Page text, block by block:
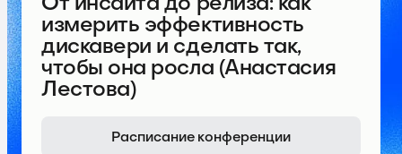
измерить эффективность
дискавери и сделать так,
чтобы она росла (Анастасия
Лестова)
Расписание конференции